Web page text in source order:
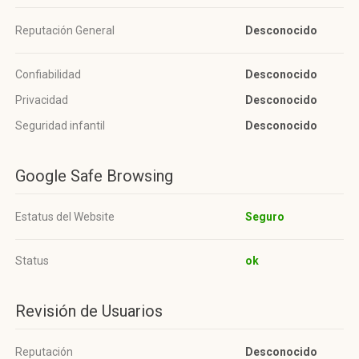
Reputación General Desconocido
Confiabilidad
Desconocido
Privacidad
Desconocido
Seguridad infantil
Desconocido
Google Safe Browsing
Estatus del Website Seguro
Status ok
Revisión de Usuarios
Reputación Desconocido